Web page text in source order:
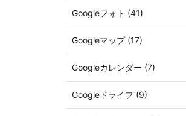
Googleフォト (41)
Googleマップ (17)
Googleカレンダー (7)
Googleドライブ (9)